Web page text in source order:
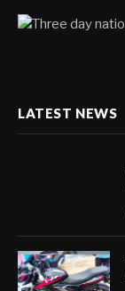
LATEST NEWS